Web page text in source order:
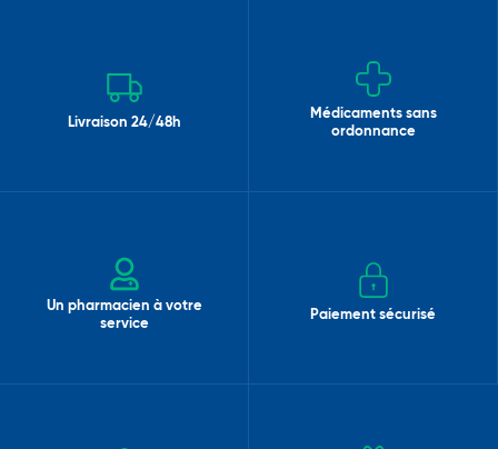
Livraison 24/48h
Médicaments sans
ordonnance
Un pharmacien à votre
service
Paiement sécurisé